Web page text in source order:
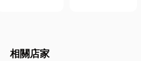
踩到的第一個
相關店家